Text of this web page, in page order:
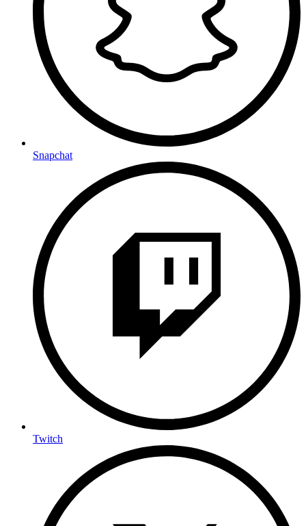
Snapchat
Twitch